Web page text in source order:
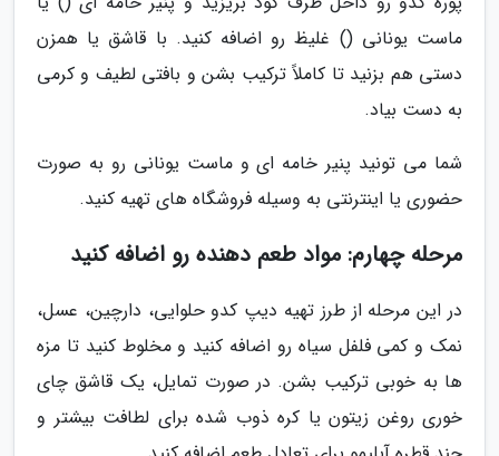
ماست یونانی () غلیظ رو اضافه کنید. با قاشق یا همزن
دستی هم بزنید تا کاملاً ترکیب بشن و بافتی لطیف و کرمی
به دست بیاد.
شما می تونید پنیر خامه ای و ماست یونانی رو به صورت
حضوری یا اینترنتی به وسیله فروشگاه های تهیه کنید.
مرحله چهارم: مواد طعم دهنده رو اضافه کنید
در این مرحله از طرز تهیه دیپ کدو حلوایی، دارچین، عسل،
نمک و کمی فلفل سیاه رو اضافه کنید و مخلوط کنید تا مزه
ها به خوبی ترکیب بشن. در صورت تمایل، یک قاشق چای
خوری روغن زیتون یا کره ذوب شده برای لطافت بیشتر و